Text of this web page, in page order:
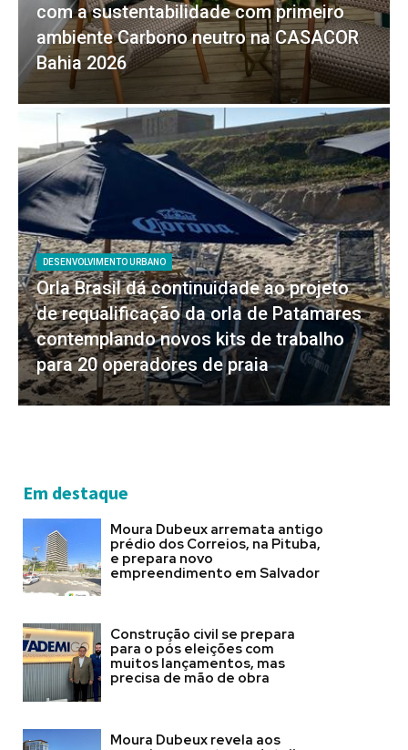
com a sustentabilidade com primeiro
ambiente Carbono neutro na CASACOR
Bahia 2026
DESENVOLVIMENTO URBANO
Orla Brasil dá continuidade ao projeto
de requalificação da orla de Patamares
contemplando novos kits de trabalho
para 20 operadores de praia
Em destaque
Moura Dubeux arremata antigo
prédio dos Correios, na Pituba,
e prepara novo
empreendimento em Salvador
Construção civil se prepara
para o pós eleições com
muitos lançamentos, mas
precisa de mão de obra
Moura Dubeux revela aos